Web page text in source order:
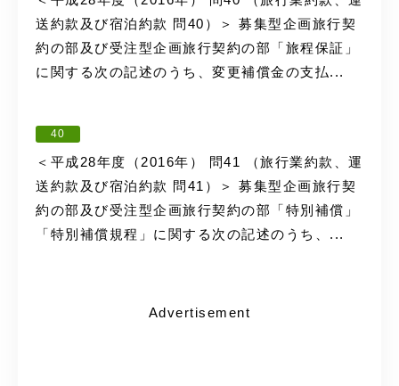
送約款及び宿泊約款 問40）＞ 募集型企画旅行契
約の部及び受注型企画旅行契約の部「旅程保証」
に関する次の記述のうち、変更補償金の支払...
40
＜平成28年度（2016年） 問41 （旅行業約款、運
送約款及び宿泊約款 問41）＞ 募集型企画旅行契
約の部及び受注型企画旅行契約の部「特別補償」
「特別補償規程」に関する次の記述のうち、...
Advertisement